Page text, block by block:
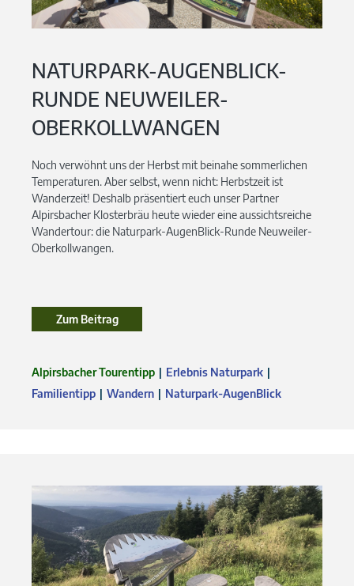
NATURPARK-AUGENBLICK-
RUNDE NEUWEILER-
OBERKOLLWANGEN
Noch verwöhnt uns der Herbst mit beinahe sommerlichen
Temperaturen. Aber selbst, wenn nicht: Herbstzeit ist
Wanderzeit! Deshalb präsentiert euch unser Partner
Alpirsbacher Klosterbräu heute wieder eine aussichtsreiche
Wandertour: die Naturpark-AugenBlick-Runde Neuweiler-
Oberkollwangen.
Zum Beitrag
Alpirsbacher Tourentipp
Erlebnis Naturpark
Familientipp
Wandern Naturpark-AugenBlick